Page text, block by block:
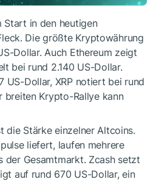
Start in den heutigen
Die größte Kryptowährung
Dollar. Auch Ethereum zeigt
bei rund 2.140 US-Dollar.
US-Dollar, XRP notiert bei rund
breiten Krypto-Rallye kann
die Stärke einzelner Altcoins.
liefert, laufen mehrere
der Gesamtmarkt. Zcash setzt
auf rund 670 US-Dollar, ein